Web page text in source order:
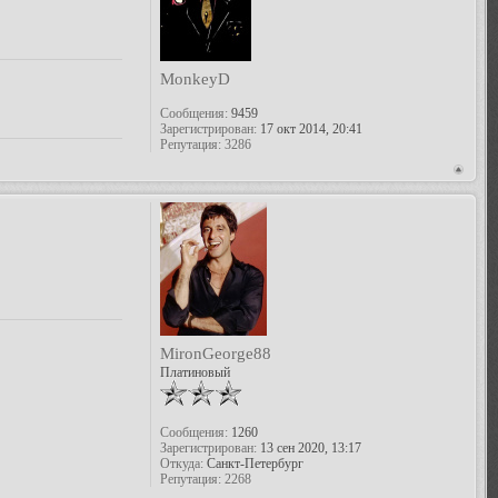
MonkeyD
Сообщения:9459
Зарегистрирован:17 окт 2014, 20:41
Репутация: 3286
MironGeorge88
Платиновый
Сообщения:1260
Зарегистрирован:13 сен 2020, 13:17
Откуда:Санкт-Петербург
Репутация: 2268